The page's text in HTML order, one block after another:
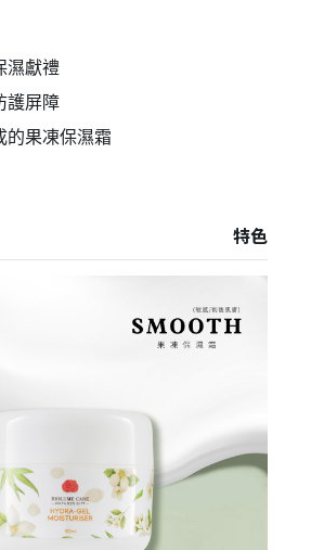
濕獻禮
護屏障
的果凍保濕霜
特色